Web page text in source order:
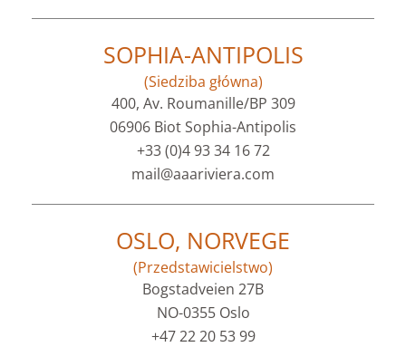
SOPHIA-ANTIPOLIS
(Siedziba główna)
400, Av. Roumanille/BP 309
06906 Biot Sophia-Antipolis
+33 (0)4 93 34 16 72
mail@aaariviera.com
OSLO, NORVEGE
(Przedstawicielstwo)
Bogstadveien 27B
NO-0355 Oslo
+47 22 20 53 99